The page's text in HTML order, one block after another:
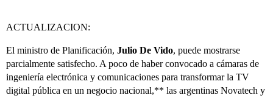
ACTUALIZACION:
El ministro de Planificación, Julio De Vido, puede mostrarse
parcialmente satisfecho. A poco de haber convocado a cámaras de
ingeniería electrónica y comunicaciones para transformar la TV
digital pública en un negocio nacional,** las argentinas Novatech y